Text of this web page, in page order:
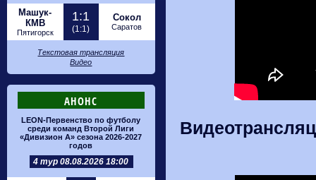
Машук-
КМВ
Пятигорск
1:1
(1:1)
Сокол
Саратов
Текстовая трансляция
Видео
АНОНС
LEON-Первенство по футболу
среди команд Второй Лиги
«Дивизион А» сезона 2026-2027
годов
4 тур 08.08.2026 18:00